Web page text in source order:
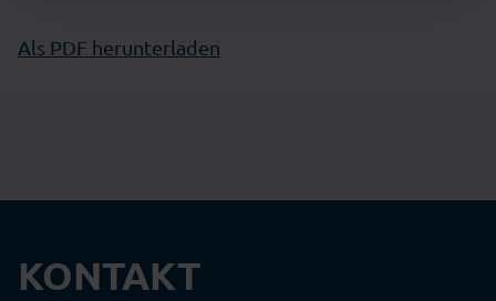
Als PDF herunterladen
KONTAKT